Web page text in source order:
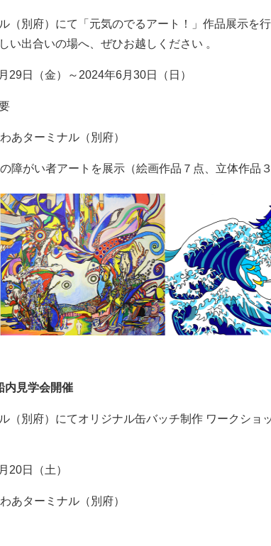
（別府）にて「元気のでるアート！」作品展示を
い出合いの場へ、ぜひお越しください 。
29日（金）～2024年6月30日（日）
あターミナル（別府）
障がい者アートを展示（絵画作品７点、立体作品３
内見学会開催
（別府）にてオリジナル缶バッチ制作 ワークショ
20日（土）
あターミナル（別府）